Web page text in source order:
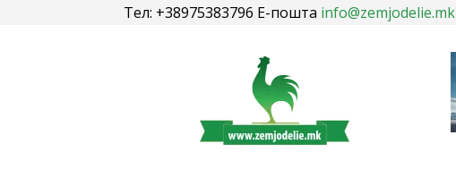
Тел: +38975383796 Е-пошта info@zemjodelie.mk